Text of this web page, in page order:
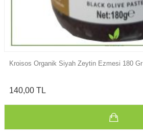
Kroisos Organik Siyah Zeytin Ezmesi 180 Gr
140,00 TL